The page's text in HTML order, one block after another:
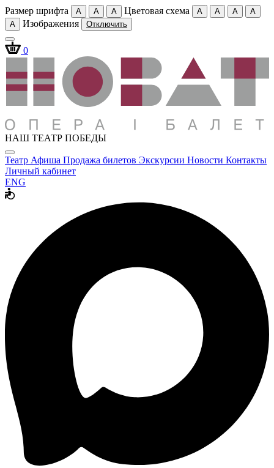
Размер шрифта A A A Цветовая схема A A A
A
A
Изображения Отключить
0
НАШ ТЕАТР ПОБЕДЫ
Театр Афиша Продажа билетов Экскурсии Новости Контакты
Личный кабинет
ENG